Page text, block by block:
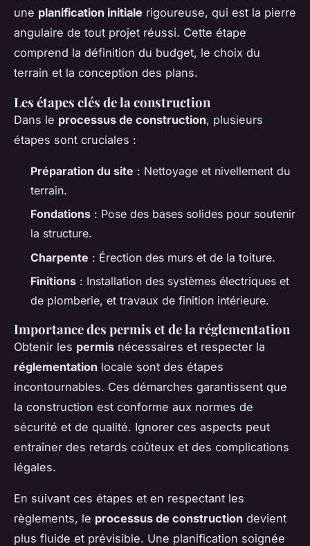
une planification initiale rigoureuse, qui est la pierre
angulaire de tout projet réussi. Cette étape
comprend la définition du budget, le choix du
terrain et la conception des plans.
Les étapes clés de la construction
Dans le processus de construction, plusieurs
étapes sont cruciales :
Préparation du site : Nettoyage et nivellement du
terrain.
Fondations : Pose des bases solides pour soutenir
la structure.
Charpente : Érection des murs et de la toiture.
Finitions : Installation des systèmes électriques et
de plomberie, et travaux de finition intérieure.
Importance des permis et de la réglementation
Obtenir les permis nécessaires et respecter la
réglementation locale sont des étapes
incontournables. Ces démarches garantissent que
la construction est conforme aux normes de
sécurité et de qualité. Ignorer ces aspects peut
entraîner des retards coûteux et des complications
légales.
En suivant ces étapes et en respectant les
règlements, le processus de construction devient
plus fluide et prévisible. Une planification soignée